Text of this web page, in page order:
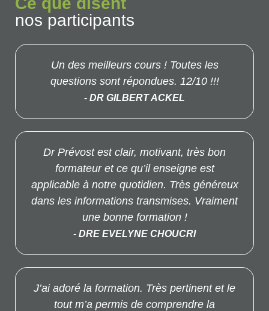
nos participants
Un des meilleurs cours ! Toutes les
questions sont répondues. 12/10 !!!
- DR GILBERT ACKEL
Dr Prévost est clair, motivant, très bon
formateur et ce qu’il enseigne est
applicable à notre quotidien. Très généreux
dans les informations transmises. Vraiment
une bonne formation !
- DRE EVELYNE CHOUCRI
J’ai adoré la formation. Très pertinent et le
tout m’a permis de comprendre la